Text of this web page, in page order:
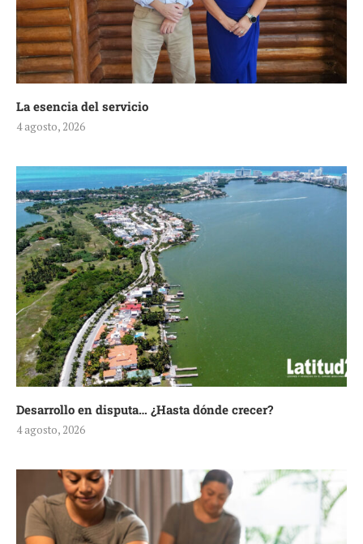
La esencia del servicio
4 agosto, 2026
Desarrollo en disputa… ¿Hasta dónde crecer?
4 agosto, 2026